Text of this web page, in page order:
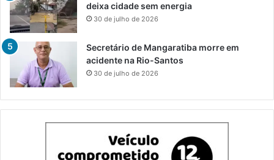
deixa cidade sem energia
30 de julho de 2026
Secretário de Mangaratiba morre em
acidente na Rio-Santos
30 de julho de 2026